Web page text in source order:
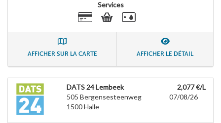
Services
AFFICHER SUR LA CARTE AFFICHER LE DÉTAIL
DATS 24 Lembeek
505 Bergensesteenweg
1500Halle
2,077 €/L
07/08/26